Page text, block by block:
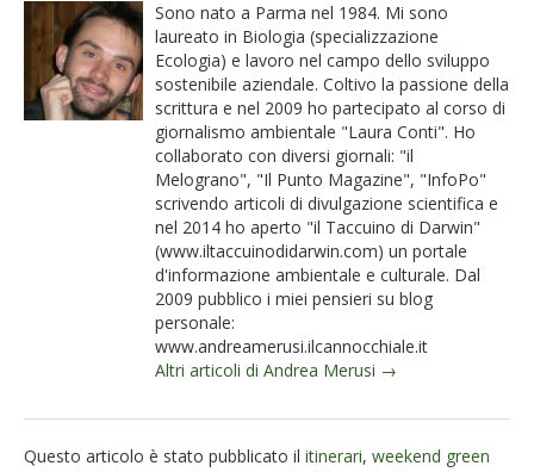
Sono nato a Parma nel 1984. Mi sono
laureato in Biologia (specializzazione
Ecologia) e lavoro nel campo dello sviluppo
sostenibile aziendale. Coltivo la passione della
scrittura e nel 2009 ho partecipato al corso di
giornalismo ambientale "Laura Conti". Ho
collaborato con diversi giornali: "il
Melograno", "Il Punto Magazine", "InfoPo"
scrivendo articoli di divulgazione scientifica e
nel 2014 ho aperto "il Taccuino di Darwin"
(www.iltaccuinodidarwin.com) un portale
d'informazione ambientale e culturale. Dal
2009 pubblico i miei pensieri su blog
personale:
www.andreamerusi.ilcannocchiale.it
Altri articoli di Andrea Merusi →
Questo articolo è stato pubblicato il itinerari, weekend green